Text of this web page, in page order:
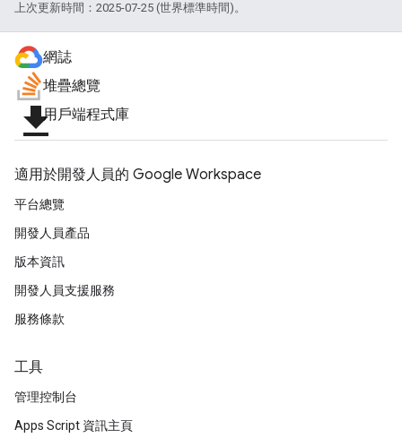
上次更新時間：2025-07-25 (世界標準時間)。
網誌
堆疊總覽
file_download用戶端程式庫
適用於開發人員的 Google Workspace
平台總覽
開發人員產品
版本資訊
開發人員支援服務
服務條款
工具
管理控制台
Apps Script 資訊主頁